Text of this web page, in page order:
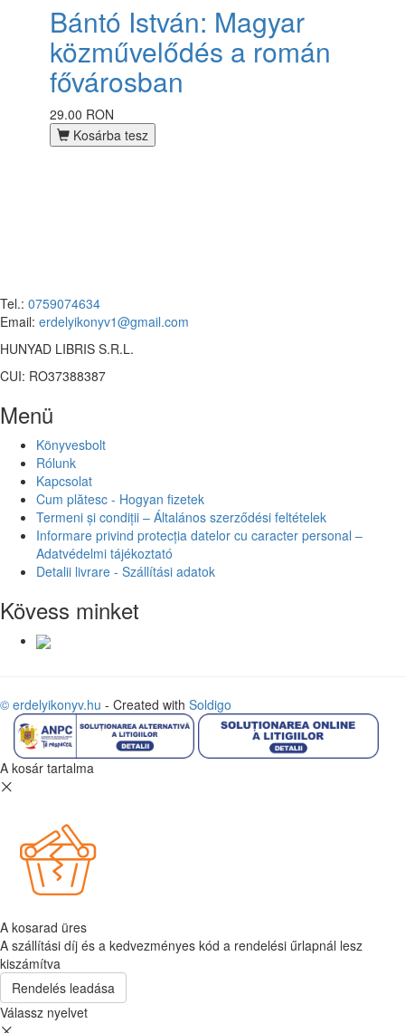
Bántó István: Magyar
közművelődés a román
fővárosban
29.00 RON
Kosárba tesz
Tel.: 0759074634
Email: erdelyikonyv1@gmail.com
HUNYAD LIBRIS S.R.L.
CUI: RO37388387
Menü
Könyvesbolt
Rólunk
Kapcsolat
Cum plătesc - Hogyan fizetek
Termeni și condiții – Általános szerződési feltételek
Informare privind protecția datelor cu caracter personal –
Adatvédelmi tájékoztató
Detalii livrare - Szállítási adatok
Kövess minket
© erdelyikonyv.hu - Created with Soldigo
A kosár tartalma
A kosarad üres
A szállítási díj és a kedvezményes kód a rendelési űrlapnál lesz
kiszámítva
Rendelés leadása
Válassz nyelvet